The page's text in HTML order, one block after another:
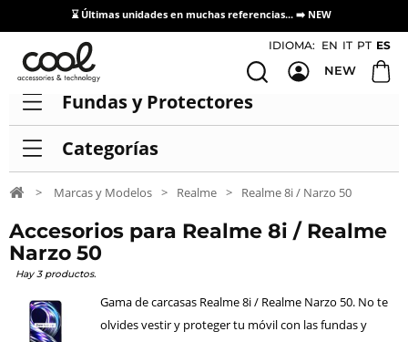
⌛ Últimas unidades en muchas referencias... ➡️ NEW
Acceso / Registro Distribuidores
IDIOMA: EN IT PT ES
NEW
Fundas y Protectores
Categorías
> Marcas y Modelos > Realme > Realme 8i / Narzo 50
Accesorios para Realme 8i / Realme
Narzo 50
Hay 3 productos.
Gama de carcasas Realme 8i / Realme Narzo 50. No te
olvides vestir y proteger tu móvil con las fundas y